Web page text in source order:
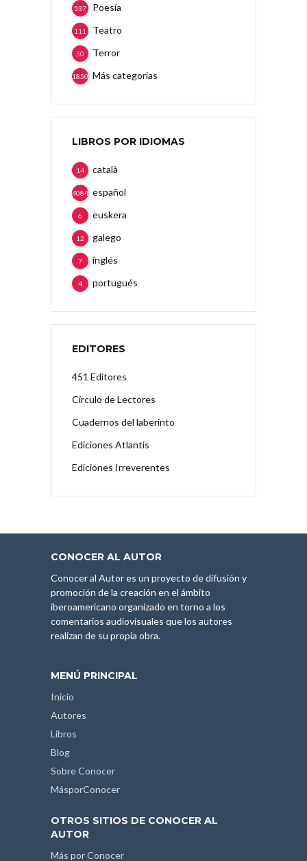
Poesía
537
Teatro
111
Terror
50
Más categorias
1850
LIBROS POR IDIOMAS
català
14
español
4084
euskera
6
galego
12
inglés
7
portugués
4
EDITORES
451 Editores
Círculo de Lectores
Cuadernos del laberinto
Ediciones Atlantis
Ediciones Irreverentes
CONOCER AL AUTOR
Conocer al Autor es un proyecto de difusión y
promoción de la creación en el ámbito
iberoamericano organizado en torno a los
comentarios audiovisuales que los autores
realizan de su propia obra.
MENÚ PRINCIPAL
Inicio
Autores
Libros
Blog
Sobre Conocer
MásporConocer
OTROS SITIOS DE CONOCER AL
AUTOR
Más por Conocer